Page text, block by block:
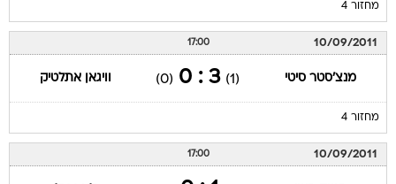
מחזור 4
10/09/2011
17:00
מנצ'סטר סיטי (1)
3 : 0
(0) וויגאן אתלטיק
מחזור 4
10/09/2011
17:00